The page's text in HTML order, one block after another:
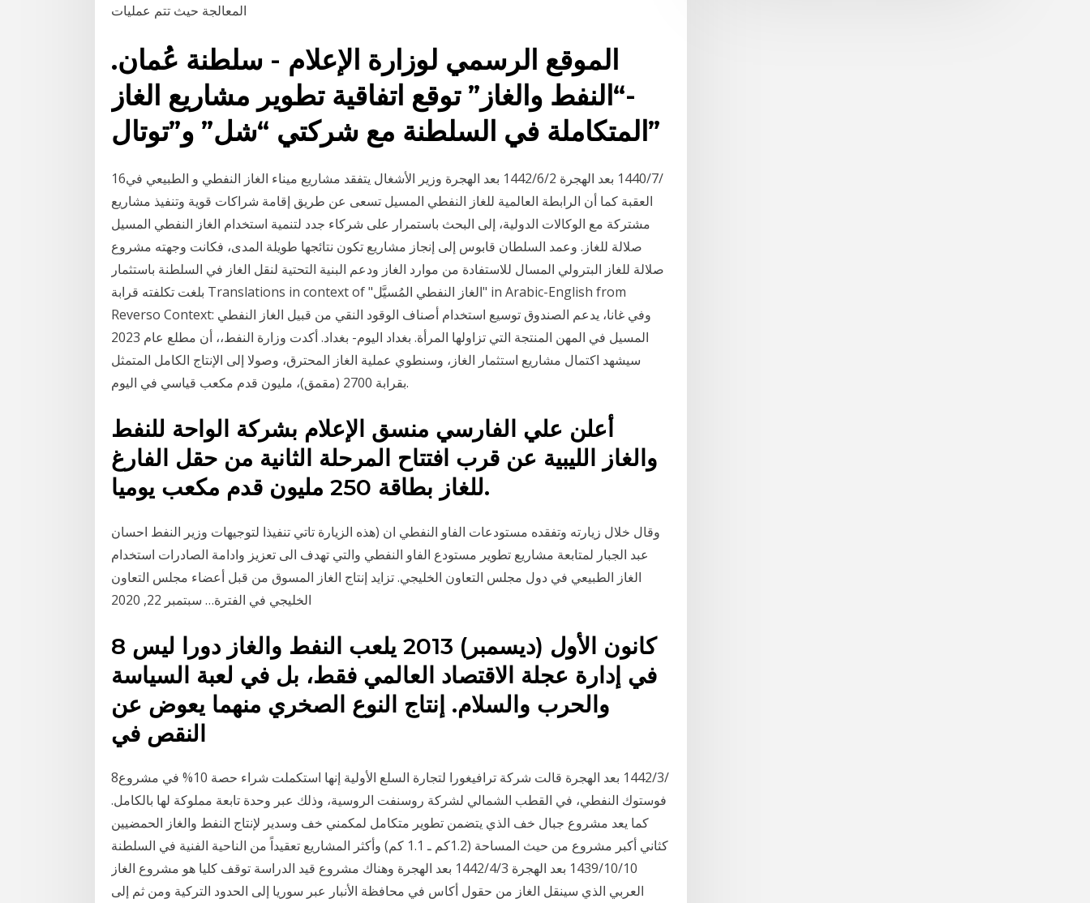
المعالجة حيث تتم عمليات
الموقع الرسمي لوزارة الإعلام - سلطنة عُمان.
-“النفط والغاز” توقع اتفاقية تطوير مشاريع الغاز
المتكاملة في السلطنة مع شركتي “شل” و”توتال”
16‏‏/7‏‏/1440 بعد الهجرة 2‏‏/6‏‏/1442 بعد الهجرة وزير الأشغال يتفقد مشاريع ميناء الغاز النفطي و الطبيعي في
العقبة كما أن الرابطة العالمية للغاز النفطي المسيل تسعى عن طريق إقامة شراكات قوية وتنفيذ مشاريع
مشتركة مع الوكالات الدولية، إلى البحث باستمرار على شركاء جدد لتنمية استخدام الغاز النفطي المسيل
صلالة للغاز. وعمد السلطان قابوس إلى إنجاز مشاريع تكون نتائجها طويلة المدى، فكانت وجهته مشروع
صلالة للغاز البترولي المسال للاستفادة من موارد الغاز ودعم البنية التحتية لنقل الغاز في السلطنة باستثمار
بلغت تكلفته قرابة Translations in context of "الغاز النفطي المُسيَّل" in Arabic-English from
Reverso Context: وفي غانا، يدعم الصندوق توسيع استخدام أصناف الوقود النقي من قبيل الغاز النفطي
المسيل في المهن المنتجة التي تزاولها المرأة. بغداد اليوم- بغداد. أكدت وزارة النفط،، أن مطلع عام 2023
سيشهد اكتمال مشاريع استثمار الغاز، وسنطوي عملية الغاز المحترق، وصولا إلى الإنتاج الكامل المتمثل
بقرابة 2700 (مقمق)، مليون قدم مكعب قياسي في اليوم.
أعلن علي الفارسي منسق الإعلام بشركة الواحة للنفط
والغاز الليبية عن قرب افتتاح المرحلة الثانية من حقل الفارغ
للغاز بطاقة 250 مليون قدم مكعب يوميا.
وقال خلال زيارته وتفقده مستودعات الفاو النفطي ان (هذه الزيارة تاتي تنفيذا لتوجيهات وزير النفط احسان
عبد الجبار لمتابعة مشاريع تطوير مستودع الفاو النفطي والتي تهدف الى تعزيز وادامة الصادرات استخدام
الغاز الطبيعي في دول مجلس التعاون الخليجي. تزايد إنتاج الغاز المسوق من قبل أعضاء مجلس التعاون
الخليجي في الفترة… سبتمبر 22, 2020
8 كانون الأول (ديسمبر) 2013 يلعب النفط والغاز دورا ليس
في إدارة عجلة الاقتصاد العالمي فقط، بل في لعبة السياسة
والحرب والسلام. إنتاج النوع الصخري منهما يعوض عن
8‏‏/3‏‏/1442 بعد الهجرة قالت شركة ترافيغورا لتجارة السلع الأولية إنها استكملت شراء حصة 10% في مشروع
فوستوك النفطي، في القطب الشمالي لشركة روسنفت الروسية، وذلك عبر وحدة تابعة مملوكة لها بالكامل.
كما يعد مشروع جبال خف الذي يتضمن تطوير متكامل لمكمني خف وسدير لإنتاج النفط والغاز الحمضيين
كثاني أكبر مشروع من حيث المساحة (1.2كم ـ 1.1 كم) وأكثر المشاريع تعقيداً من الناحية الفنية في السلطنة
10‏‏/10‏‏/1439 بعد الهجرة 3‏‏/4‏‏/1442 بعد الهجرة وهناك مشروع قيد الدراسة توقف كليا هو مشروع الغاز
العربي الذي سينقل الغاز من حقول أكاس في محافظة الأنبار عبر سوريا إلى الحدود التركية ومن ثم إلى